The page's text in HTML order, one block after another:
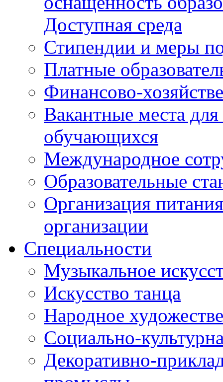
Доступная среда
Стипендии и меры
Платные
Финансово-
Вакантные места
обучающихся
Международное
Образовательные
Организация
организации
Специальности
Музыкальное
Искусство танца
Народное
Социально-
Декоративно-